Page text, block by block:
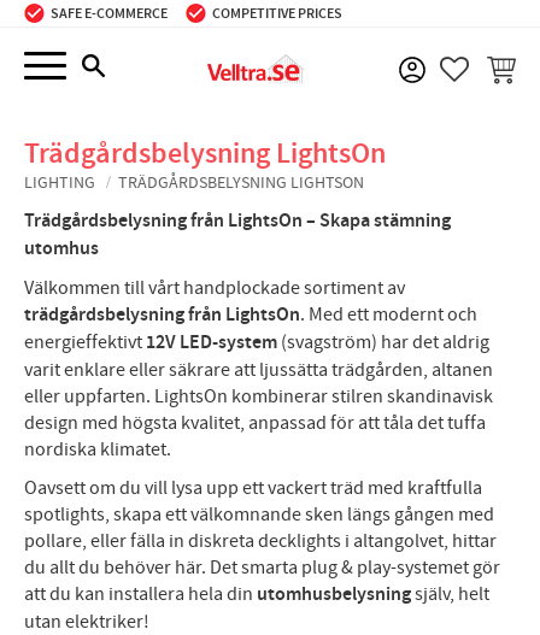
Menu
SAFE E-COMMERCE COMPETITIVE PRICES
BASKET
Trädgårdsbelysning LightsOn
LIGHTING TRÄDGÅRDSBELYSNING LIGHTSON
Trädgårdsbelysning från LightsOn – Skapa stämning
utomhus
Välkommen till vårt handplockade sortiment av
trädgårdsbelysning från LightsOn. Med ett modernt och
energieffektivt 12V LED-system (svagström) har det aldrig
varit enklare eller säkrare att ljussätta trädgården, altanen
eller uppfarten. LightsOn kombinerar stilren skandinavisk
design med högsta kvalitet, anpassad för att tåla det tuffa
nordiska klimatet.
Oavsett om du vill lysa upp ett vackert träd med kraftfulla
spotlights, skapa ett välkomnande sken längs gången med
pollare, eller fälla in diskreta decklights i altangolvet, hittar
du allt du behöver här. Det smarta plug & play-systemet gör
att du kan installera hela din utomhusbelysningsjälv, helt
utan elektriker!